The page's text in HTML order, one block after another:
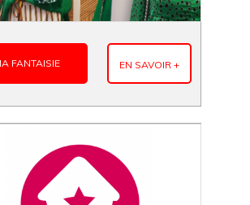
FANTAISIE EN SAVOIR +